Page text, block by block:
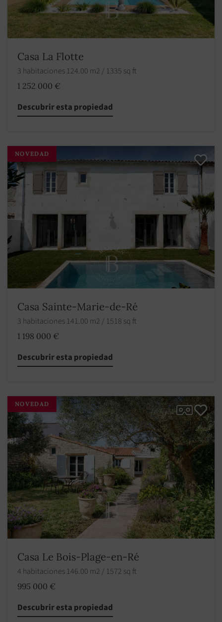
Casa La Flotte
3 habitaciones 124.00 m2 / 1335 sq ft
1 252 000 €
Descubrir esta propiedad
NOVEDAD
Casa Sainte-Marie-de-Ré
3 habitaciones 141.00 m2 / 1518 sq ft
1 198 000 €
Descubrir esta propiedad
NOVEDAD
Casa Le Bois-Plage-en-Ré
4 habitaciones 146.00 m2 / 1572 sq ft
995 000 €
Descubrir esta propiedad